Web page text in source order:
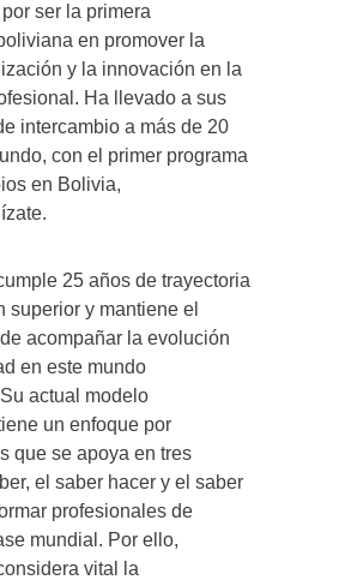
ser la primera
en promover la
y la innovación en la
Ha llevado a sus
intercambio a más de 20
con el primer programa
en Bolivia,
25 años de trayectoria
superior y mantiene el
acompañar la evolución
en este mundo
actual modelo
un enfoque por
que se apoya en tres
el saber hacer y el saber
profesionales de
mundial. Por ello,
vital la